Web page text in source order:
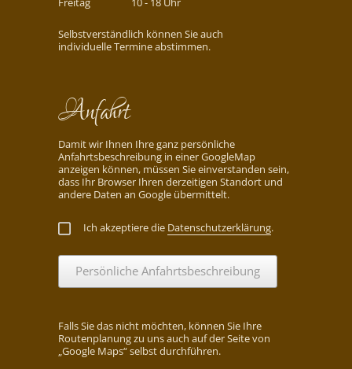
Selbstverständlich können Sie auch
individuelle Termine abstimmen.
Anfahrt
Damit wir Ihnen Ihre ganz persönliche
Anfahrtsbeschreibung in einer GoogleMap
anzeigen können, müssen Sie einverstanden sein,
dass Ihr Browser Ihren derzeitigen Standort und
andere Daten an Google übermittelt.
Ich akzeptiere die Datenschutzerklärung.
Persönliche Anfahrtsbeschreibung
Falls Sie das nicht möchten, können Sie Ihre
Routenplanung zu uns auch auf der Seite von
„Google Maps“ selbst durchführen.